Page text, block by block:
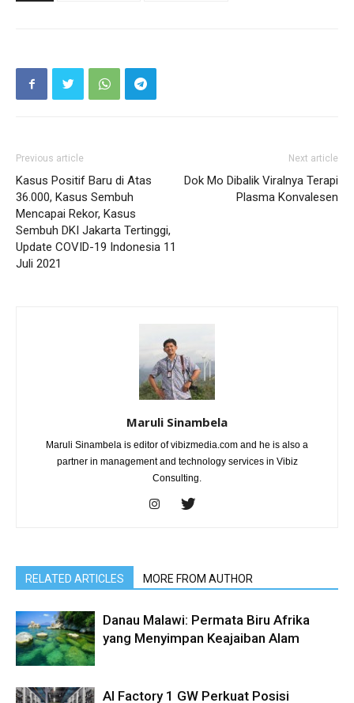
Previous article
Kasus Positif Baru di Atas
36.000, Kasus Sembuh
Mencapai Rekor, Kasus
Sembuh DKI Jakarta Tertinggi,
Update COVID-19 Indonesia 11
Juli 2021
Next article
Dok Mo Dibalik Viralnya Terapi
Plasma Konvalesen
Maruli Sinambela
Maruli Sinambela is editor of vibizmedia.com and he is also a
partner in management and technology services in Vibiz
Consulting.
RELATED ARTICLES MORE FROM AUTHOR
Danau Malawi: Permata Biru Afrika
yang Menyimpan Keajaiban Alam
AI Factory 1 GW Perkuat Posisi